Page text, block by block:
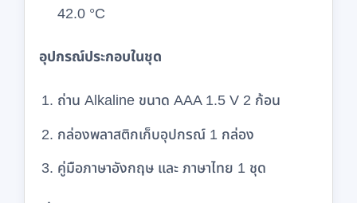
42.0 °C
อุปกรณ์ประกอบในชุด
ถ่าน Alkaline ขนาด AAA 1.5 V 2 ก้อน
กล่องพลาสติกเก็บอุปกรณ์ 1 กล่อง
คู่มือภาษาอังกฤษ และ ภาษาไทย 1 ชุด